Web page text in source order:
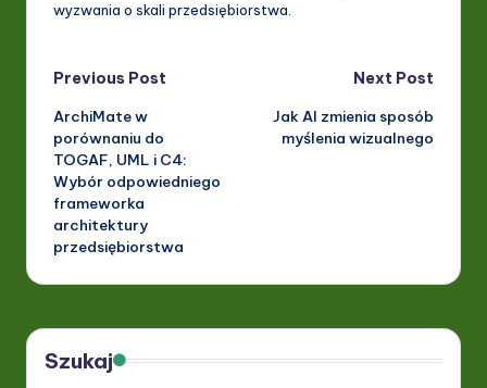
wyzwania o skali przedsiębiorstwa.
Post
navigation
Previous Post
ArchiMate w
porównaniu do
TOGAF, UML i C4:
Wybór odpowiedniego
frameworka
architektury
przedsiębiorstwa
Next Post
Jak AI zmienia sposób
myślenia wizualnego
Szukaj